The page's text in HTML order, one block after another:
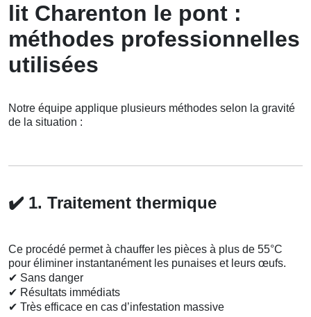
lit Charenton le pont :
méthodes professionnelles
utilisées
Notre équipe applique plusieurs méthodes selon la gravité
de la situation :
✔️ 1. Traitement thermique
Ce procédé permet à chauffer les pièces à plus de 55°C
pour éliminer instantanément les punaises et leurs œufs.
✔ Sans danger
✔ Résultats immédiats
✔ Très efficace en cas d’infestation massive